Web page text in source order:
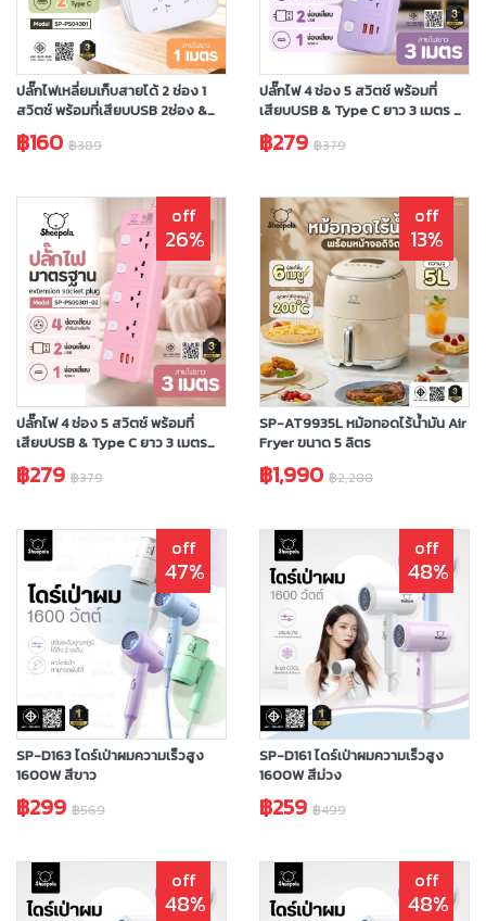
ปลั๊กไฟเหลี่ยมเก็บสายได้ 2 ช่อง 1
สวิตช์ พร้อมที่เสียบUSB 2ช่อง &
Type C 2ช่อง ยาว 1 เมตร
฿160 ฿389
ปลั๊กไฟ 4 ช่อง 5 สวิตช์ พร้อมที่
เสียบUSB & Type C ยาว 3 เมตร สี
ม่วง
฿279 ฿379
off
26%
ปลั๊กไฟ 4 ช่อง 5 สวิตช์ พร้อมที่
เสียบUSB & Type C ยาว 3 เมตร
สีชมพู
฿279 ฿379
off
13%
SP-AT9935L หม้อทอดไร้น้ำมัน Air
Fryer ขนาด 5 ลิตร
฿1,990 ฿2,288
off
47%
SP-D163 ไดร์เป่าผมความเร็วสูง
1600W สีขาว
฿299 ฿569
off
48%
SP-D161 ไดร์เป่าผมความเร็วสูง
1600W สีม่วง
฿259 ฿499
off
48%
off
48%